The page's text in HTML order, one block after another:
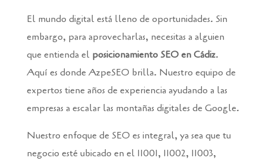
El mundo digital está lleno de oportunidades. Sin
embargo, para aprovecharlas, necesitas a alguien
que entienda el posicionamiento SEO en Cádiz.
Aquí es donde AzpeSEO brilla. Nuestro equipo de
expertos tiene años de experiencia ayudando a las
empresas a escalar las montañas digitales de Google.
Nuestro enfoque de SEO es integral, ya sea que tu
negocio esté ubicado en el 11001, 11002, 11003,